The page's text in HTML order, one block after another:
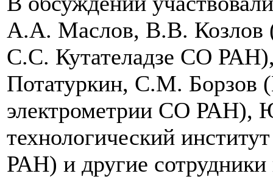
А.А. Маслов, В.В. Козлов
С.С. Кутателадзе СО
Потатуркин, С.М. Борзов
электрометрии СО РАН),
технологический
РАН) и другие сотрудники